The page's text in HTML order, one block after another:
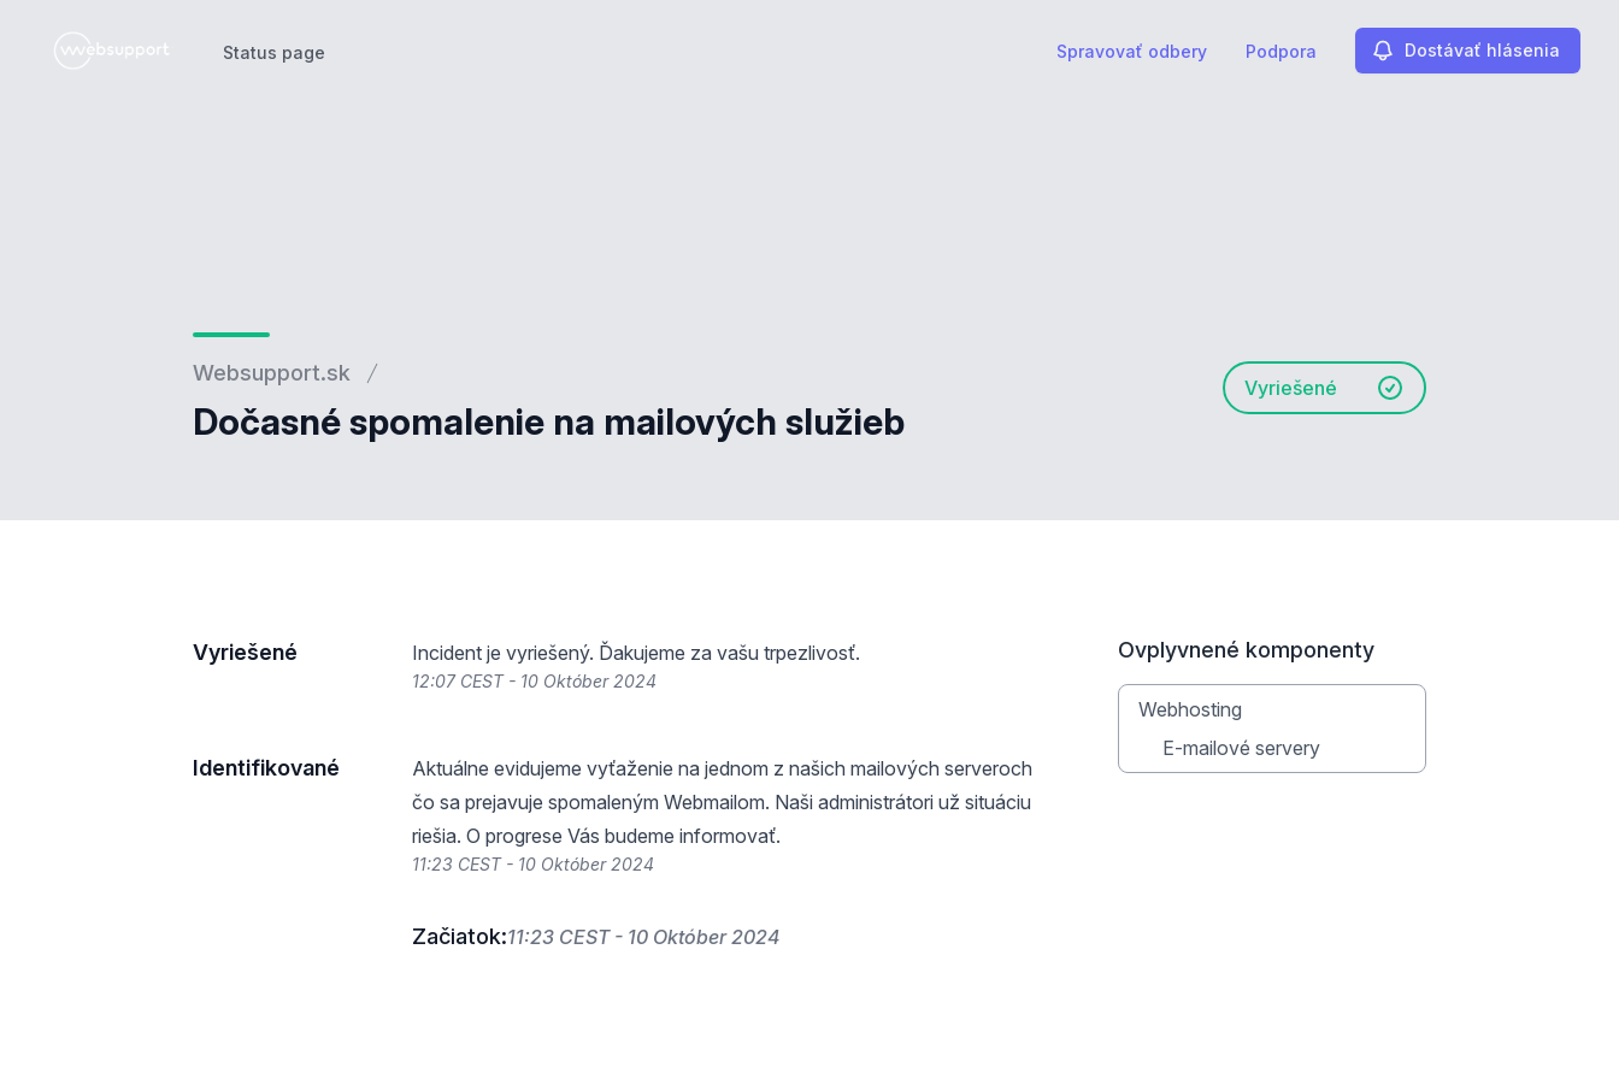
Status page Spravovať odbery Podpora Dostávať hlásenia
Websupport.sk
Dočasné spomalenie na mailových služieb
Vyriešené
Vyriešené Incident je vyriešený. Ďakujeme za vašu trpezlivosť.
12:07 CEST - 10 Október 2024
Identifikované
Aktuálne evidujeme vyťaženie na jednom z našich mailových serveroch
čo sa prejavuje spomaleným Webmailom. Naši administrátori už situáciu
riešia. O progrese Vás budeme informovať.
11:23 CEST - 10 Október 2024
Začiatok:11:23 CEST - 10 Október 2024
Ovplyvnené komponenty
Webhosting
E-mailové servery